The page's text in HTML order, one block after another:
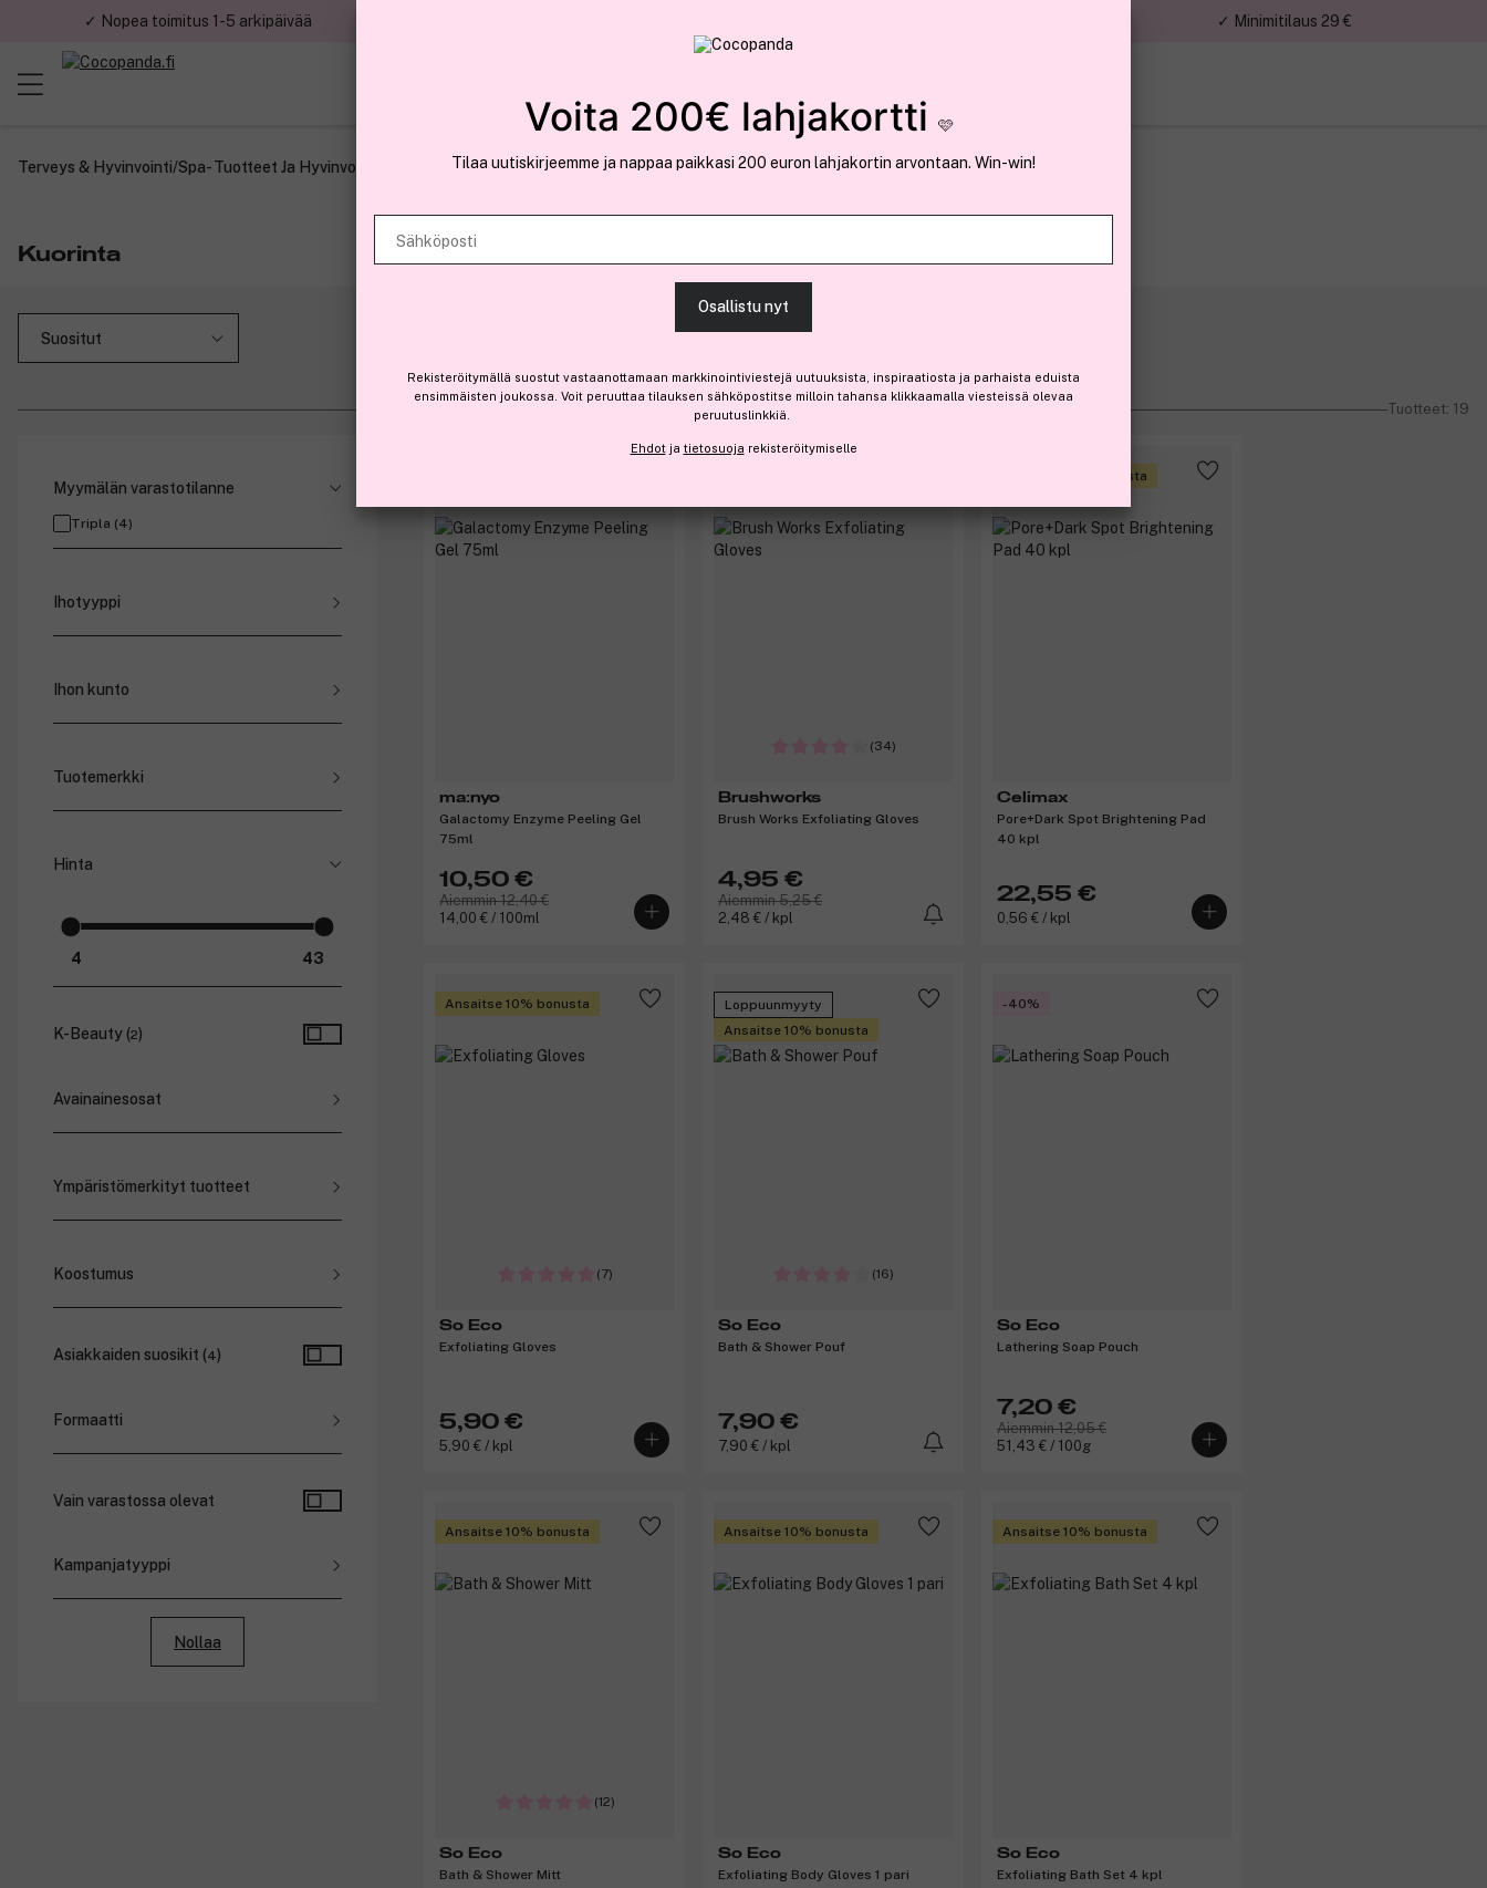
✓ Nopea toimitus 1-5 arkipäivää ✓ Minimitilaus 29 €
Terveys & Hyvinvointi/Spa- Tuotteet Ja Hyvinvointi
Kuorinta
Tuotteet: 19
Myymälän varastotilanne
Tripla (4)
Ihotyyppi
Normaali iho (1)
Ihon kunto
Ihohuokoset ja karhea iho (1)
Tuotemerkki
Brushworks (1)
Cocosolis (
ma:nyo (
Hinta
K-Beauty(2)
Avainainesosat
Ympäristömerkityt tuotteet
Vegaaninen (4)
Koostumus
Pads (2)
Asiakkaiden suosikit (4)
Formaatti
Sarja (2)
Vain varastossa olevat
Kampanjatyyppi
Alennukset
Nollaa
ma:nyo
Galactomy Enzyme Peeling Gel
75ml
10,50 €
Aiemmin 12,40 €
14,00 € / 100ml
(34)
Brushworks
Brush Works Exfoliating Gloves
4,95 €
Aiemmin 5,25 €
2,48 € / kpl
Ansaitse 10% bonusta
Celimax
Pore+Dark Spot Brightening Pad
40 kpl
22,55 €
0,56 € / kpl
Ansaitse 10% bonusta
(7)
So Eco
Exfoliating Gloves
5,90 €
5,90 € / kpl
Loppuunmyyty
Ansaitse 10% bonusta
(16)
So Eco
Bath & Shower Pouf
7,90 €
7,90 € / kpl
-40%
So Eco
Lathering Soap Pouch
7,20 €
Aiemmin 12,05 €
51,43 € / 100g
Ansaitse 10% bonusta
(12)
So Eco
Bath & Shower Mitt
Ansaitse 10% bonusta
So Eco
Exfoliating Body Gloves 1 pari
Ansaitse 10% bonusta
So Eco
Exfoliating Bath Set 4 kpl
Voita 200€ lahjakortti 🩷
Tilaa uutiskirjeemme ja nappaa paikkasi 200 euron lahjakortin arvontaan. Win-win!
Sähköposti
Osallistu nyt
Rekisteröitymällä suostut vastaanottamaan markkinointiviestejä uutuuksista, inspiraatiosta ja parhaista eduista
ensimmäisten joukossa. Voit peruuttaa tilauksen sähköpostitse milloin tahansa klikkaamalla viesteissä olevaa
peruutuslinkkiä.
Ehdotja tietosuoja rekisteröitymiselle